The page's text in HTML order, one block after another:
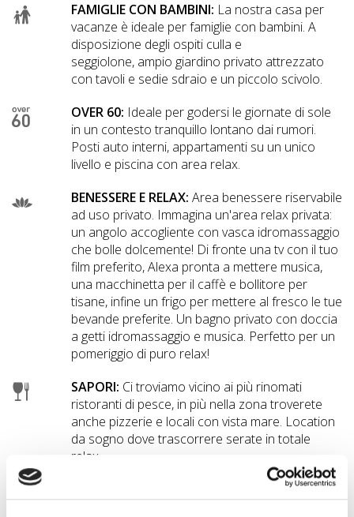
FAMIGLIE CON BAMBINI: La nostra casa per
vacanze è ideale per famiglie con bambini. A
disposizione degli ospiti culla e
seggiolone, ampio giardino privato attrezzato
con tavoli e sedie sdraio e un piccolo scivolo.
OVER 60: Ideale per godersi le giornate di sole
in un contesto tranquillo lontano dai rumori.
Posti auto interni, appartamenti su un unico
livello e piscina con area relax.
BENESSERE E RELAX: Area benessere riservabile
ad uso privato. Immagina un'area relax privata:
un angolo accogliente con vasca idromassaggio
che bolle dolcemente! Di fronte una tv con il tuo
film preferito, Alexa pronta a mettere musica,
una macchinetta per il caffè e bollitore per
tisane, infine un frigo per mettere al fresco le tue
bevande preferite. Un bagno privato con doccia
a getti idromassaggio e musica. Perfetto per un
pomeriggio di puro relax!
SAPORI: Ci troviamo vicino ai più rinomati
ristoranti di pesce, in più nella zona troverete
anche pizzerie e locali con vista mare. Location
da sogno dove trascorrere serate in totale
relax.
La struttura è immersa nel verde con